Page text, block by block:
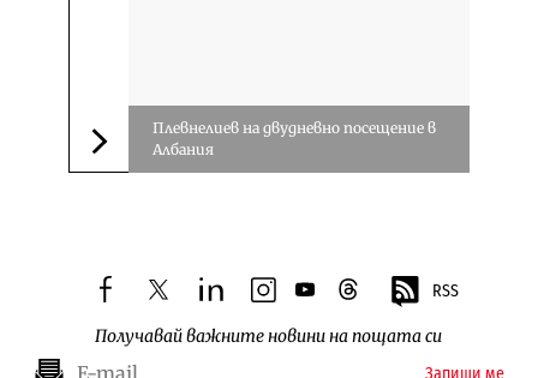
Следваща новина
Плевнелиев на двудневно посещение в
Албания
facebooktwitterlinkedininstagram
youtubethreads RSS
Получавай важните новини на пощата си
Запиши ме